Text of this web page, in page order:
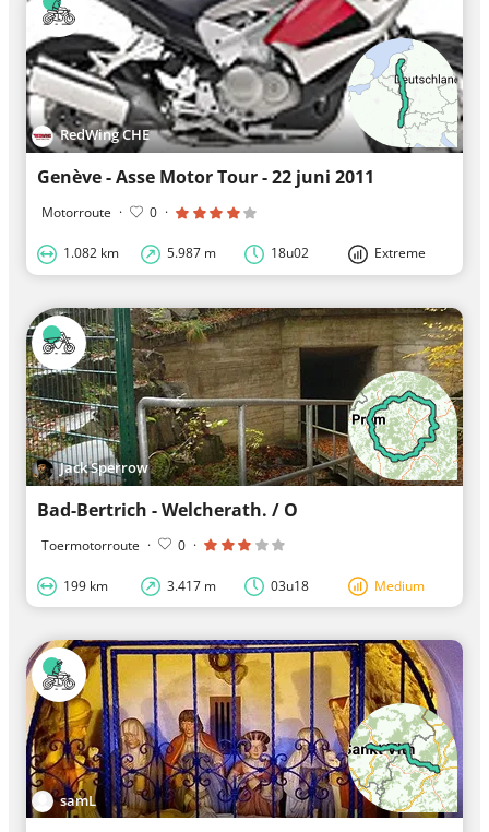
RedWing CHE
Genève - Asse Motor Tour - 22 juni 2011
Motorroute · 0 ·
1.082 km 5.987 m 18u02 Extreme
Jack Sperrow
Bad-Bertrich - Welcherath. / O
Toermotorroute · 0 ·
199 km 3.417 m 03u18 Medium
samL